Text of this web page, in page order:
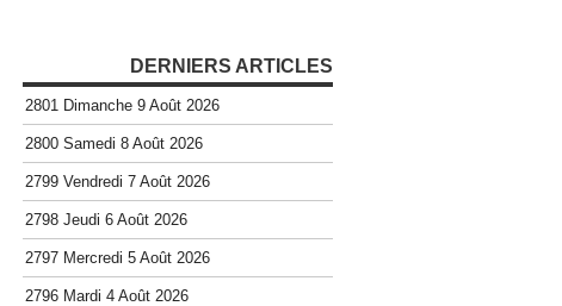
DERNIERS ARTICLES
2801 Dimanche 9 Août 2026
2800 Samedi 8 Août 2026
2799 Vendredi 7 Août 2026
2798 Jeudi 6 Août 2026
2797 Mercredi 5 Août 2026
2796 Mardi 4 Août 2026